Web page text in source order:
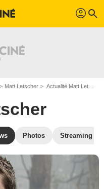
profil search
Matt Letscher Actualité Matt Letscher
Photos Streaming